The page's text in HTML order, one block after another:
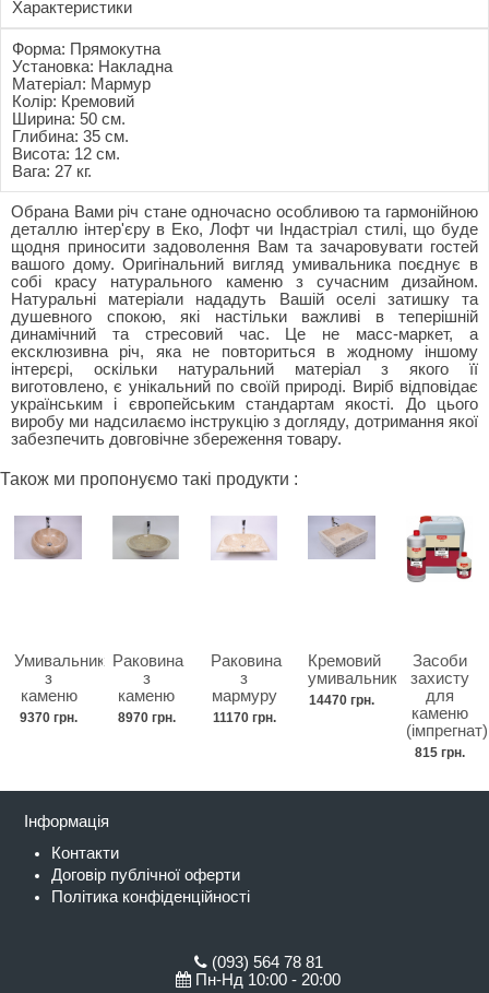
Характеристики
Форма: Прямокутна
Установка: Накладна
Матеріал: Мармур
Колір: Кремовий
Ширина: 50 см.
Глибина: 35 см.
Висота: 12 см.
Вага: 27 кг.
Обрана Вами річ стане одночасно особливою та гармонійною
деталлю інтер'єру в Еко, Лофт чи Індастріал стилі, що буде
щодня приносити задоволення Вам та зачаровувати гостей
вашого дому. Оригінальний вигляд умивальника поєднує в
собі красу натурального каменю з сучасним дизайном.
Натуральні матеріали нададуть Вашій оселі затишку та
душевного спокою, які настільки важливі в теперішній
динамічний та стресовий час. Це не масс-маркет, а
ексклюзивна річ, яка не повториться в жодному іншому
інтерєрі, оскільки натуральний матеріал з якого її
виготовлено, є унікальний по своїй природі. Виріб відповідає
українським і європейським стандартам якості. До цього
виробу ми надсилаємо інструкцію з догляду, дотримання якої
забезпечить довговічне збереження товару.
Також ми пропонуємо такі продукти :
Умивальник
з
каменю
9370 грн.
Раковина
з
каменю
8970 грн.
Раковина
з
мармуру
11170 грн.
Кремовий
умивальник
14470 грн.
Засоби
захисту
для
каменю
(імпрегнат)
815 грн.
Інформація
Контакти
Договір публічної оферти
Політика конфіденційності
(093) 564 78 81
Пн-Нд 10:00 - 20:00